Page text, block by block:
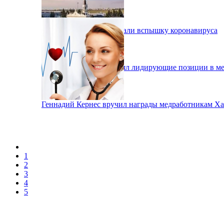
В Харькове зафиксировали вспышку коронавируса
Аэропорт Харькова занял лидирующие позиции в
Геннадий Кернес вручил награды медработникам
1
2
3
4
5